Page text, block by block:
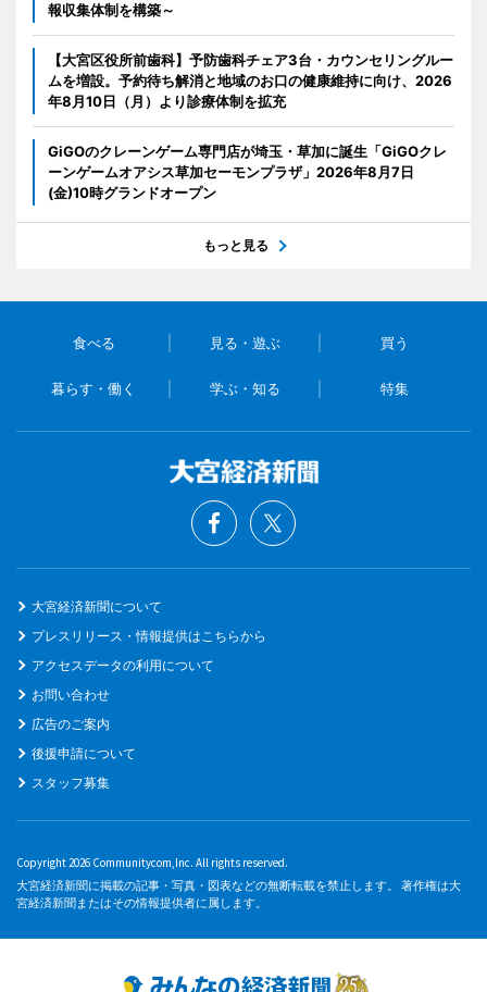
報収集体制を構築～
【大宮区役所前歯科】予防歯科チェア3台・カウンセリングルー
ムを増設。予約待ち解消と地域のお口の健康維持に向け、2026
年8月10日（月）より診療体制を拡充
GiGOのクレーンゲーム専門店が埼玉・草加に誕生「GiGOクレ
ーンゲームオアシス草加セーモンプラザ」2026年8月7日
(金)10時グランドオープン
もっと見る
食べる 見る・遊ぶ 買う
暮らす・働く 学ぶ・知る 特集
大宮経済新聞について
プレスリリース・情報提供はこちらから
アクセスデータの利用について
お問い合わせ
広告のご案内
後援申請について
スタッフ募集
Copyright 2026 Communitycom,Inc. All rights reserved.
大宮経済新聞に掲載の記事・写真・図表などの無断転載を禁止します。 著作権は大
宮経済新聞またはその情報提供者に属します。